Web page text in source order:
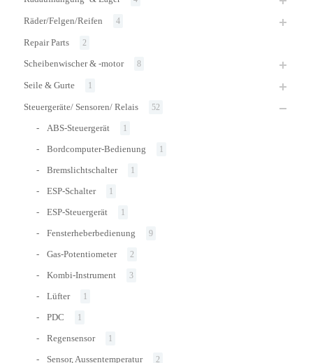
Räder/Felgen/Reifen 4
Repair Parts 2
Scheibenwischer & -motor 8
Seile & Gurte 1
Steuergeräte/ Sensoren/ Relais 52
ABS-Steuergerät 1
Bordcomputer-Bedienung 1
Bremslichtschalter 1
ESP-Schalter 1
ESP-Steuergerät 1
Fensterheberbedienung 9
Gas-Potentiometer 2
Kombi-Instrument 3
Lüfter 1
PDC 1
Regensensor 1
Sensor, Aussentemperatur 2